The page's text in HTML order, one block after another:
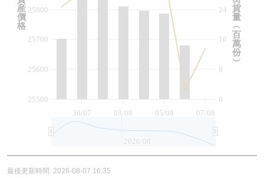
30/07 03/08 05/08 07/08
0
8
16
24
25500
25600
25700
25800
2026/08
貨
量
︵
百
萬
份
︶
産
價
格
最後更新時間: 2026-08-07 16:35